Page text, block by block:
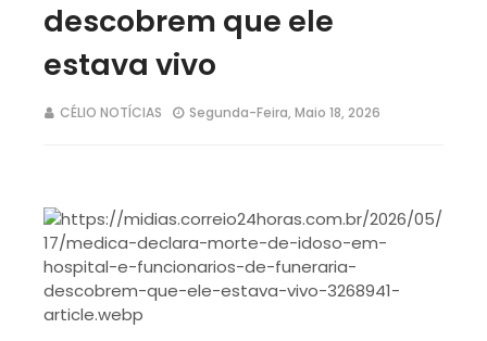
descobrem que ele
estava vivo
CÉLIO NOTÍCIAS Segunda-Feira, Maio 18, 2026